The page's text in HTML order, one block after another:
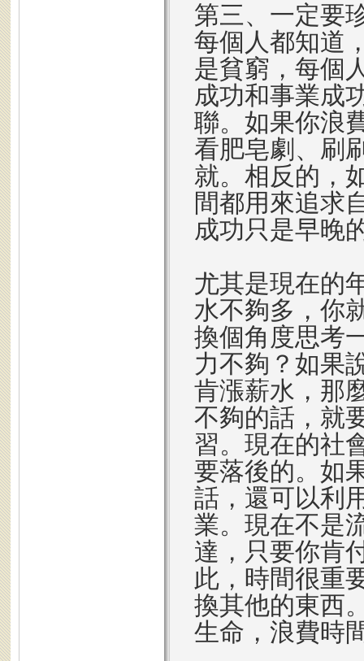
第三、一定要
每個人都知道
是貧窮，每個
成功和事業成
聯。如果你浪
看肥皂劇、刷
就。相反的，
間都用來追求
成功只是早晚
尤其是現在的
水不夠多，你
換個角度思考
力不夠？如果
肯漲薪水，那
不夠的話，就
習。現在的社
要落後的。如
話，還可以利
業。現在不是
達，只要你肯
此，時間很重
換其他的東西
生命，浪費時